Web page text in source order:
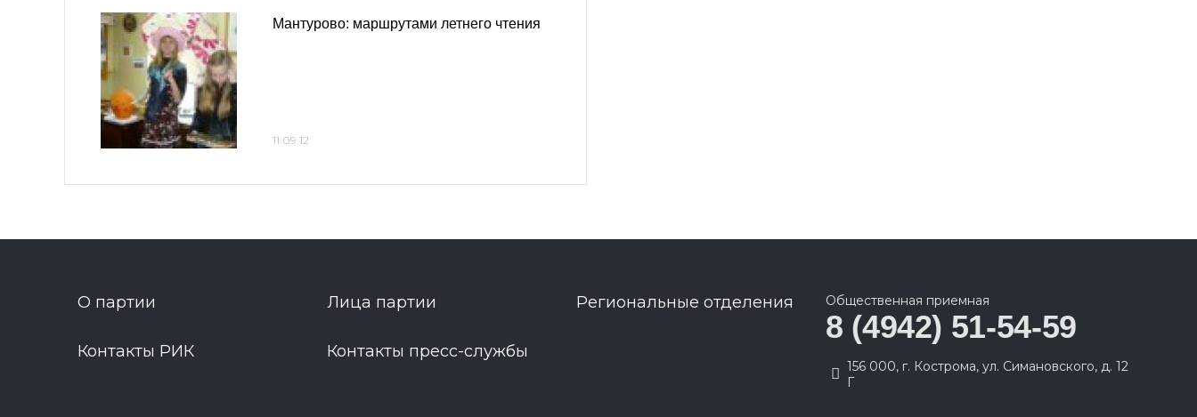
Мантурово: маршрутами летнего чтения
11.09.12
О партии Лица партии Региональные отделения
Контакты РИК Контакты пресс-службы
Общественная приемная
8 (4942) 51-54-59
156 000, г. Кострома, ул. Симановского, д. 12
Г